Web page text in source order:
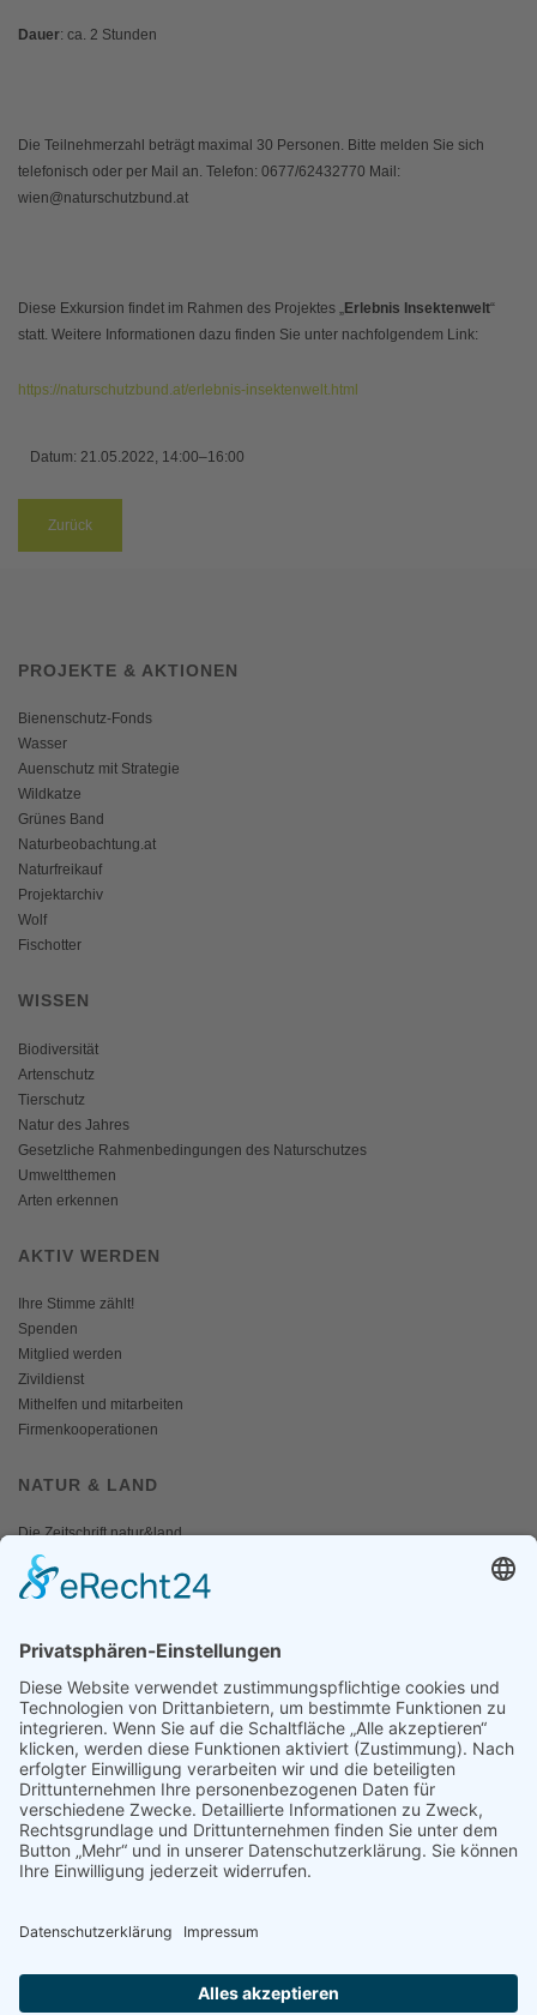
Dauer: ca. 2 Stunden
Die Teilnehmerzahl beträgt maximal 30 Personen. Bitte melden Sie sich
telefonisch oder per Mail an. Telefon: 0677/62432770 Mail:
wien@naturschutzbund.at
Diese Exkursion findet im Rahmen des Projektes „Erlebnis Insektenwelt“
statt. Weitere Informationen dazu finden Sie unter nachfolgendem Link:
https://naturschutzbund.at/erlebnis-insektenwelt.html
Datum: 21.05.2022, 14:00–16:00
Zurück
PROJEKTE & AKTIONEN
Bienenschutz-Fonds
Wasser
Auenschutz mit Strategie
Wildkatze
Grünes Band
Naturbeobachtung.at
Naturfreikauf
Projektarchiv
Wolf
Fischotter
WISSEN
Biodiversität
Artenschutz
Tierschutz
Natur des Jahres
Gesetzliche Rahmenbedingungen des Naturschutzes
Umweltthemen
Arten erkennen
AKTIV WERDEN
Ihre Stimme zählt!
Spenden
Mitglied werden
Zivildienst
Mithelfen und mitarbeiten
Firmenkooperationen
NATUR & LAND
Die Zeitschrift natur&land
Archiv
Mediadaten
Fotos und Logos
Presseaussendungen
Presse
Presseinformationen abonnieren
ÜBER UNS
Naturschutzbund
Naturschutzjugend